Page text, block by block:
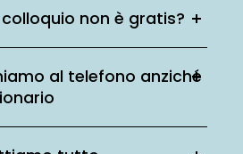
non è gratis?
al telefono anziché